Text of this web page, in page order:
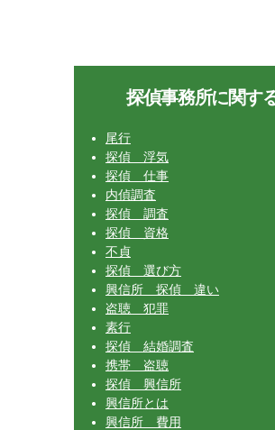
探偵事務所に関す
尾行
探偵 浮気
探偵 仕事
内偵調査
探偵 調査
探偵 資格
不貞
探偵 選び方
興信所 探偵 違い
盗聴 犯罪
素行
探偵 結婚調査
携帯 盗聴
探偵 興信所
興信所とは
興信所 費用